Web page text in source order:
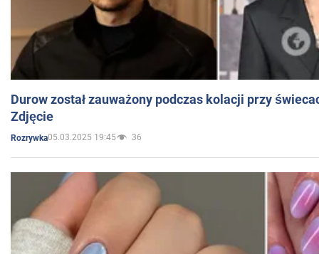
Durow został zauważony podczas kolacji przy
Zdjęcie
Rozrywka05.03.2025 19:45 36